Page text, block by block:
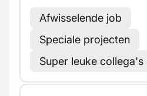
Afwisselende job
Speciale projecten
Super leuke collega's